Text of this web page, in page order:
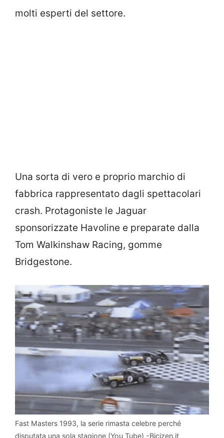
molti esperti del settore.
Una sorta di vero e proprio marchio di
fabbrica rappresentato dagli spettacolari
crash. Protagoniste le Jaguar
sponsorizzate Havoline e preparate dalla
Tom Walkinshaw Racing, gomme
Bridgestone.
Fast Masters 1993, la serie rimasta celebre perché
disputata una sola stagione (You Tube) -Bicizen.it